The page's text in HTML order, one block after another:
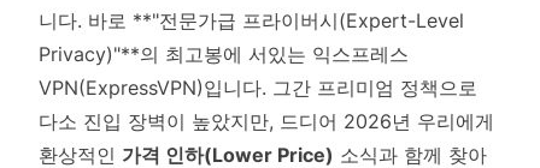
니다. 바로 **"전문가급 프라이버시(Expert-Level
Privacy)"**의 최고봉에 서있는 익스프레스
VPN(ExpressVPN)입니다. 그간 프리미엄 정책으로
다소 진입 장벽이 높았지만, 드디어 2026년 우리에게
환상적인 가격 인하(Lower Price) 소식과 함께 찾아